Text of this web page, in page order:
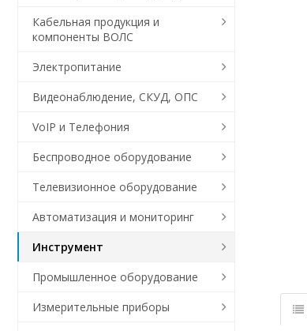
Кабельная продукция и
компоненты ВОЛС
Электропитание
Видеонаблюдение, СКУД, ОПС
VoIP и Телефония
Беспроводное оборудование
Телевизионное оборудование
Автоматизация и мониторинг
Инструмент
Промышленное оборудование
Измерительные приборы